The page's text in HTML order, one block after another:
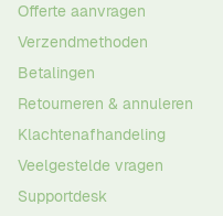
Offerte aanvragen
Verzendmethoden
Betalingen
Retourneren & annuleren
Klachtenafhandeling
Veelgestelde vragen
Supportdesk